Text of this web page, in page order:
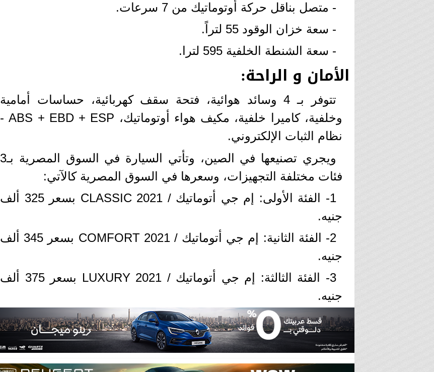
- متصل بناقل حركة أوتوماتيك من 7 سرعات.
- سعة خزان الوقود 55 لتراً.
- سعة الشنطة الخلفية 595 لترا.
الأمان و الراحة:
تتوفر بـ 4 وسائد هوائية، فتحة سقف كهربائية، حساسات أمامية
وخلفية، كاميرا خلفية، مكيف هواء أوتوماتيك، ABS + EBD + ESP -
نظام الثبات الإلكتروني.
ويجري تصنيعها في الصين، وتأتي السيارة في السوق المصرية بـ3
فئات مختلفة التجهيزات، وسعرها في السوق المصرية كالآتي:
1- الفئة الأولى: إم جي أتوماتيك / CLASSIC 2021 بسعر 325 ألف
جنيه.
2- الفئة الثانية: إم جي أتوماتيك / COMFORT 2021 بسعر 345 ألف
جنيه.
3- الفئة الثالثة: إم جي أتوماتيك / LUXURY 2021 بسعر 375 ألف
جنيه.